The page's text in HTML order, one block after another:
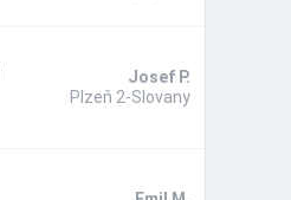
Josef P.
Plzeň 2-Slovany